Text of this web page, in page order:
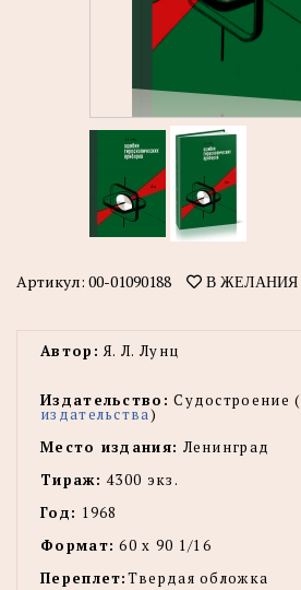
Артикул: 00-01090188 В ЖЕЛАНИЯ
Автор: Я. Л. Лунц
Издательство: Судостроение (
издательства)
Место издания: Ленинград
Тираж: 4300 экз.
Год: 1968
Формат: 60 х 90 1/16
Переплет:Твердая обложка